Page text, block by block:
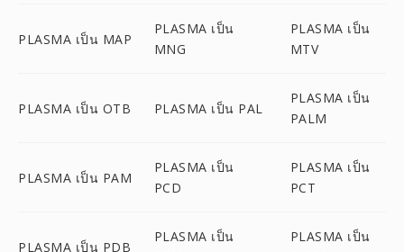
PLASMA เป็น MAP
PLASMA เป็น
MNG
PLASMA เป็น
MTV
PLASMA เป็น OTB PLASMA เป็น PAL
PLASMA เป็น
PALM
PLASMA เป็น PAM
PLASMA เป็น
PCD
PLASMA เป็น
PCT
PLASMA เป็น PDB
PLASMA เป็น
PLASMA เป็น